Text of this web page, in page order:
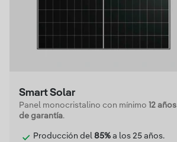
Smart Solar
Panel monocristalino con mínimo 12 años
de garantía.
Producción del 85% a los 25 años.